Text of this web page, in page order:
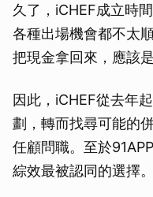
久了，iCHEF成立時
各種出場機會都不太
把現金拿回來，應該
因此，iCHEF從去年
劃，轉而找尋可能的
任顧問職。至於
綜效最被認同的選擇。